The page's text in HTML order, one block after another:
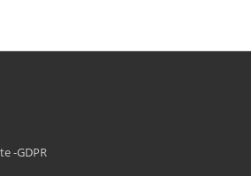
-GDPR